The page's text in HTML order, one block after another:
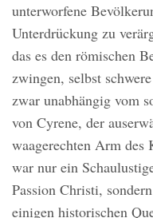
unterworfene
Unterdrückung zu
das es den römischen
zwingen, selbst
zwar unabhängig vom
von Cyrene, der
waagerechten Arm des
war nur ein
Passion Christi,
einigen historischen